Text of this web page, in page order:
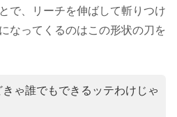
で、リーチを伸ばして斬りつけ
なってくるのはこの形状の刀を
ゃ誰でもできるッテわけじゃ